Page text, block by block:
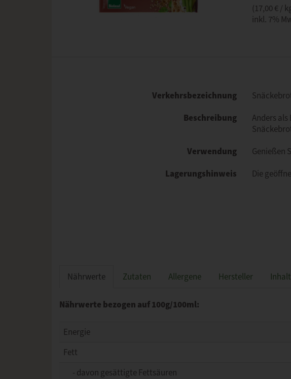
(17,00 € /
inkl. 7%
Verkehrsbezeichnung
Beschreibung
Anders als
Verwendung
Genießen
Lagerungshinweis
Die
Nährwerte Zutaten Allergene Hersteller
Nährwerte bezogen auf 100g/100ml:
Energie
Fett
- davon gesättigte Fettsäuren